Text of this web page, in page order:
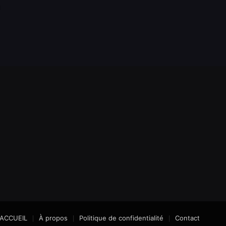
ACCUEIL À propos Politique de confidentialité Contact